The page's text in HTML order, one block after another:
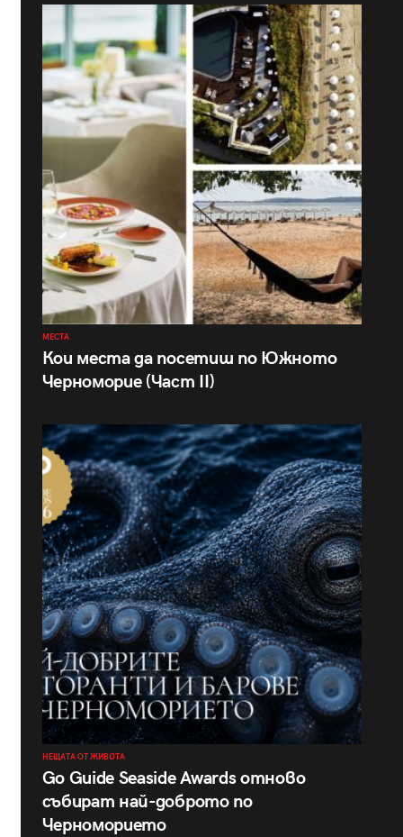
МЕСТА
Кои места да посетиш по Южното
Черноморие (Част II)
НЕЩАТА ОТ ЖИВОТА
Go Guide Seaside Awards отново
събират най-доброто по
Черноморието